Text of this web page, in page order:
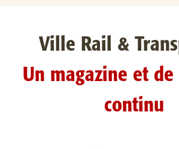
Ville Rail &
Un magazine et
continu